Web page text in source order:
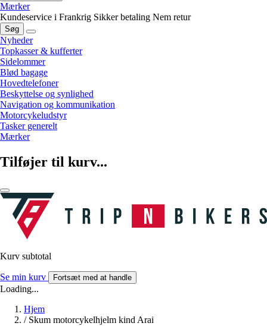
Mærker
Kundeservice i Frankrig Sikker betaling Nem retur
Søg
Nyheder
Topkasser & kufferter
Sidelommer
Blød bagage
Hovedtelefoner
Beskyttelse og synlighed
Navigation og kommunikation
Motorcykeludstyr
Tasker generelt
Mærker
Tilføjer til kurv...
Kurv subtotal
Se min kurv Fortsæt med at handle
Loading...
Hjem
/ Skum motorcykelhjelm kind Arai